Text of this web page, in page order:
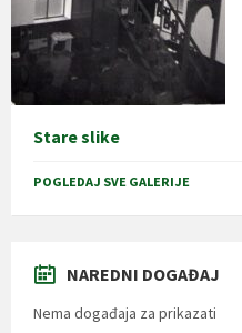
Stare slike
POGLEDAJ SVE GALERIJE
NAREDNI DOGAĐAJ
Nema događaja za prikazati